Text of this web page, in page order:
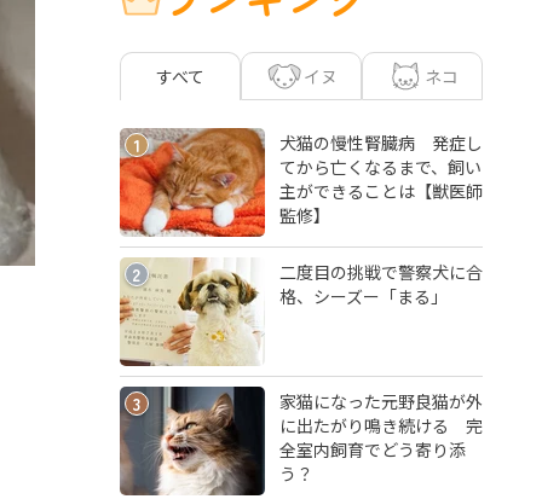
すべて イヌ ネコ
1
犬猫の慢性腎臓病 発症し
てから亡くなるまで、飼い
主ができることは【獣医師
監修】
2
二度目の挑戦で警察犬に合
格、シーズー「まる」
3
家猫になった元野良猫が外
に出たがり鳴き続ける 完
全室内飼育でどう寄り添
う？